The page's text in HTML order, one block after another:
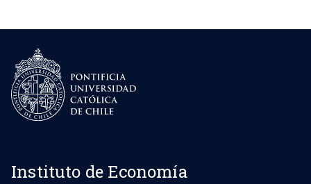
Instituto de Economía